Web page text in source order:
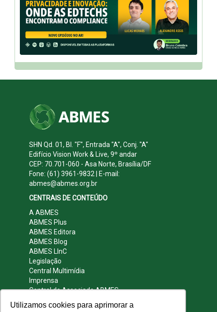
Utilizamos cookies para aprimorar a
SHN Qd. 01, Bl. "F", Entrada "A", Conj. "A"
Edifício Vision Work & Live, 9º andar
CEP: 70.701-060 - Asa Norte, Brasília/DF
Fone: (61) 3961-9832 | E-mail:
abmes@abmes.org.br
CENTRAIS DE CONTEÚDO
A ABMES
ABMES Plus
ABMES Editora
ABMES Blog
ABMES LInC
Legislação
Central Multimídia
Imprensa
Central do Associado ABMES